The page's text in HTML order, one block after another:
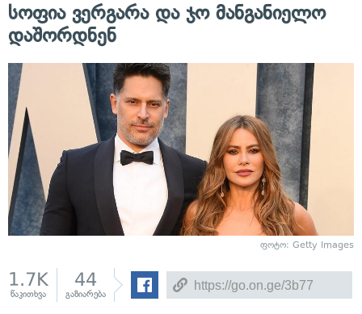
სოფია ვერგარა და ჯო მანგანიელო
დაშორდნენ
ფოტო: Getty Images
1.7K
წაკითხვა
44
გაზიარება